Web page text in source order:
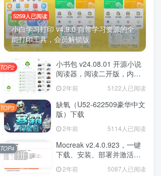
5259人已阅读
小白学习打印 v4.9.0 自带学习资源的全
能打印工具，会员解锁版
小书包 v24.08.01 开源小说
阅读器，阅读二开版，内置
源小说
2年前 5122人已阅读
TOP2
缺氧（U52-622509豪华中文
版）下载
2年前 5114人已阅读
TOP3
Mocreak v2.4.0.923，一键
下载、安装、部署并激活
Office
2年前 5087人已阅读
TOP4